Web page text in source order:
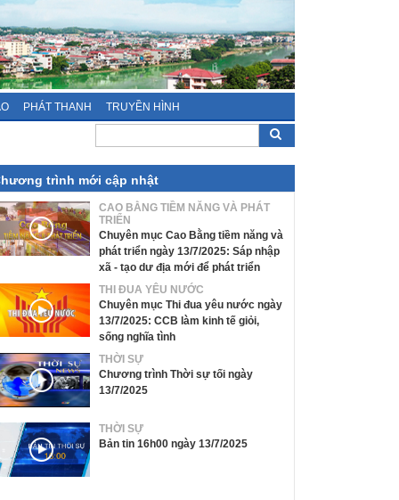
PHÁT THANH TRUYỀN HÌNH
trình mới cập nhật
CAO BẰNG TIỀM NĂNG VÀ PHÁT
TRIỂN
Chuyên mục Cao Bằng tiềm năng và
phát triển ngày 13/7/2025: Sáp nhập
xã - tạo dư địa mới để phát triển
THI ĐUA YÊU NƯỚC
Chuyên mục Thi đua yêu nước ngày
13/7/2025: CCB làm kinh tế giỏi,
sống nghĩa tình
THỜI SỰ
Chương trình Thời sự tối ngày
13/7/2025
THỜI SỰ
Bản tin 16h00 ngày 13/7/2025